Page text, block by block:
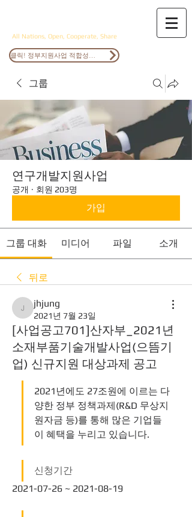
All Nations, Open, Cooperate, Share
그룹
연구개발지원사업
공개 · 회원 203명
가입
그룹 대화 미디어 파일 소개
뒤로
jhjung
jhjung
2021년 7월 23일
[사업공고701]산자부_2021년
소재부품기술개발사업(으뜸기
업) 신규지원 대상과제 공고
2021년에도 27조원에 이르는 다
양한 정부 정책과제(R&D 무상지
원자금 등)를 통해 많은 기업들
이 혜택을 누리고 있습니다.
신청기간
2021-07-26 ~ 2021-08-19